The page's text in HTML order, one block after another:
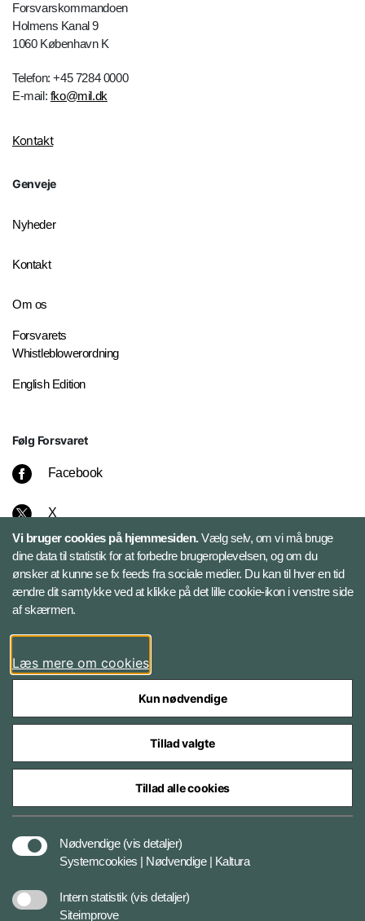
Forsvarskommandoen
Holmens Kanal 9
1060 København K
Telefon: +45 7284 0000
E-mail: fko@mil.dk
Kontakt
Genveje
Nyheder
Kontakt
Om os
Forsvarets
Whistleblowerordning
English Edition
Følg Forsvaret
Facebook
X
Instagram
Bluesky
LinkedIn
Styrelser og myndigheder under Forsvarsministeriet
Vi bruger cookies på hjemmesiden.Vælg selv, om vi må bruge
dine data til statistik for at forbedre brugeroplevelsen, og om du
ønsker at kunne se fx feeds fra sociale medier. Du kan til hver en tid
ændre dit samtykke ved at klikke på det lille cookie-ikon i venstre side
af skærmen.
Læs mere om cookies
Kun nødvendige
Tillad valgte
Tillad alle cookies
Nødvendige (vis detaljer)
Systemcookies | Nødvendige | Kaltura
Intern statistik (vis detaljer)
Siteimprove